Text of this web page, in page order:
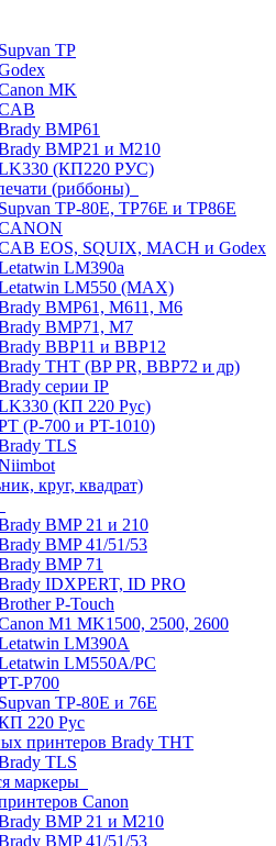
TP
MK
BMP61
BMP21 и M210
LK330 (КП220 РУС)
(риббоны)
TP-80E, TP76E и TP86E
EOS, SQUIX, MACH и Godex
LM390a
LM550 (MAX)
BMP61, M611, M6
BMP71, M7
BBP11 и BBP12
THT (BP PR, BBP72 и др)
серии IP
(КП 220 Рус)
(P-700 и PT-1010)
TLS
круг, квадрат)
BMP 21 и 210
BMP 41/51/53
BMP 71
IDXPERT, ID PRO
P-Touch
M1 MK1500, 2500, 2600
LM390A
LM550A/PC
P700
TP-80E и 76E
220 Рус
принтеров Brady THT
TLS
маркеры
Canon
BMP 21 и M210
BMP 41/51/53